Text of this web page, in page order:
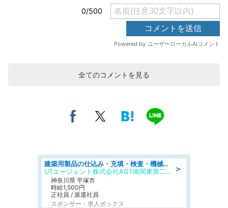
全てのコメントを見る
＞
建築用製品の仕込み・充填・検査・機械操作/寮完備/日払い/工場・製造
UTエージェント株式会社AGT南関東第二CU
神奈川県 平塚市
時給1,500円
正社員 / 派遣社員
スポンサー：求人ボックス